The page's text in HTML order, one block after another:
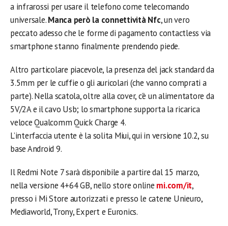
a infrarossi per usare il telefono come telecomando
universale.Manca però la connettività Nfc, un vero
peccato adesso che le forme di pagamento contactless via
smartphone stanno finalmente prendendo piede.
Altro particolare piacevole, la presenza del jack standard da
3.5mm per le cuffie o gli auricolari (che vanno comprati a
parte). Nella scatola, oltre alla cover, c’è un alimentatore da
5V/2A e il cavo Usb; lo smartphone supporta la ricarica
veloce Qualcomm Quick Charge 4.
L’interfaccia utente è la solita Miui, qui in versione 10.2, su
base Android 9.
Il Redmi Note 7 sarà disponibile a partire dal 15 marzo,
nella versione 4+64 GB, nello store online mi.com/it,
presso i Mi Store autorizzati e presso le catene Unieuro,
Mediaworld, Trony, Expert e Euronics.